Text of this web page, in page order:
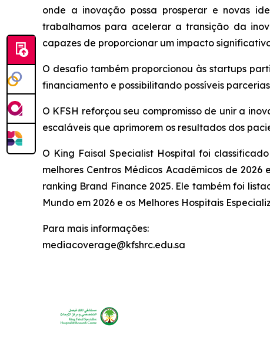
onde a inovação possa prosperar e novas
trabalhamos para acelerar a transição da
capazes de proporcionar um impacto
O desafio também proporcionou às startups
financiamento e possibilitando possíveis
O KFSH reforçou seu compromisso de unir a
escaláveis que aprimorem os resultados dos
O King Faisal Specialist Hospital foi
melhores Centros Médicos Acadêmicos de
ranking Brand Finance 2025. Ele também foi
Mundo em 2026 e os Melhores Hospitais
Para mais informações:
mediacoverage@kfshrc.edu.sa